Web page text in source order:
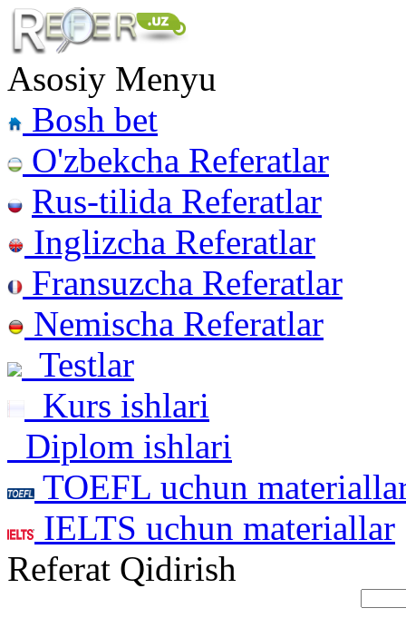
Asosiy Menyu
Bosh bet
O'zbekcha Referatlar
Rus-tilida Referatlar
Inglizcha Referatlar
Fransuzcha Referatlar
Nemischa Referatlar
Testlar
Kurs ishlari
Diplom ishlari
TOEFL uchun
IELTS uchun materiallar
Referat Qidirish